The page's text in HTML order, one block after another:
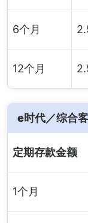
6个月
12个月
e时代／综合
定期存款金额
1个月